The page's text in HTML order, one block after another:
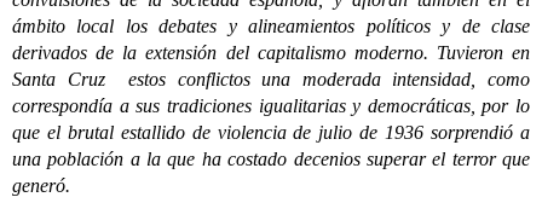
ámbito local los debates y alineamientos políticos y de clase
derivados de la extensión del capitalismo moderno. Tuvieron en
Santa Cruz estos conflictos una moderada intensidad, como
correspondía a sus tradiciones igualitarias y democráticas, por lo
que el brutal estallido de violencia de julio de 1936 sorprendió a
una población a la que ha costado decenios superar el terror que
generó.